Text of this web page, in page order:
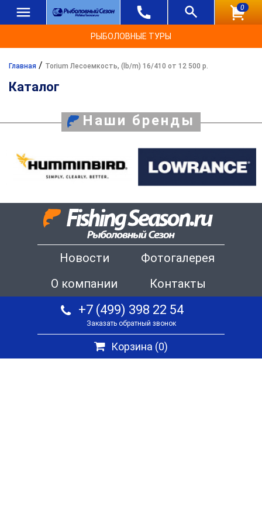
0
РЫБОЛОВНЫЕ ТУРЫ
Главная / Torium Лесоемкость, (lb/m) 16/410 от 12 500 р.
Каталог
Наши бренды
Новости
Фотогалерея
О компании
Контакты
+7 (499) 398 22 54
Заказать обратный звонок
Корзина (0)